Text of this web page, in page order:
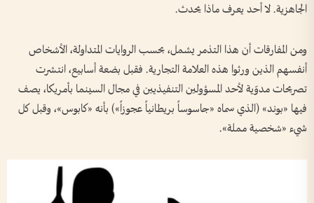
الجاهزية. لا أحد يعرف ماذا يحدث.
ومن المفارقات أن هذا التذمر يشمل، بحسب الروايات المتداولة، الأشخاص
أنفسهم الذين ورثوا هذه العلامة التجارية. فقبل بضعة أسابيع، انتشرت
تصريحات مدوّية لأحد المسؤولين التنفيذيين في مجال السينما بأمريكا، يصف
فيها «بوند» (الذي سماه «جاسوساً بريطانياً عجوزاً») بأنه «كابوس»، وقبل كل
شيء «شخصية مملة».